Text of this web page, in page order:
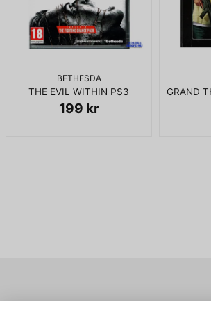
BETHESDA
THE EVIL WITHIN PS3
199 kr